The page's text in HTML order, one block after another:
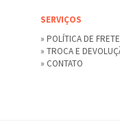
SERVIÇOS
» POLÍTICA DE FRETE
» TROCA E
» CONTATO